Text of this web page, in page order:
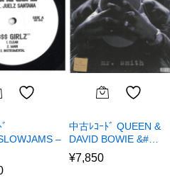
–
中古ﾚｺｰﾄﾞ QUEEN &
DAVID BOWIE &#…
¥7,850